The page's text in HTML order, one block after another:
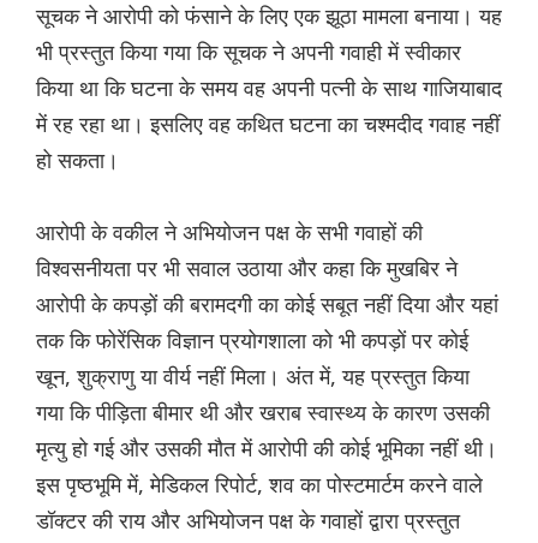
सूचक ने आरोपी को फंसाने के लिए एक झूठा मामला बनाया। यह
भी प्रस्तुत किया गया कि सूचक ने अपनी गवाही में स्वीकार
किया था कि घटना के समय वह अपनी पत्नी के साथ गाजियाबाद
में रह रहा था। इसलिए वह कथित घटना का चश्मदीद गवाह नहीं
हो सकता।
आरोपी के वकील ने अभियोजन पक्ष के सभी गवाहों की
विश्वसनीयता पर भी सवाल उठाया और कहा कि मुखबिर ने
आरोपी के कपड़ों की बरामदगी का कोई सबूत नहीं दिया और यहां
तक ​​कि फोरेंसिक विज्ञान प्रयोगशाला को भी कपड़ों पर कोई
खून, शुक्राणु या वीर्य नहीं मिला। अंत में, यह प्रस्तुत किया
गया कि पीड़िता बीमार थी और खराब स्वास्थ्य के कारण उसकी
मृत्यु हो गई और उसकी मौत में आरोपी की कोई भूमिका नहीं थी।
इस पृष्ठभूमि में, मेडिकल रिपोर्ट, शव का पोस्टमार्टम करने वाले
डॉक्टर की राय और अभियोजन पक्ष के गवाहों द्वारा प्रस्तुत